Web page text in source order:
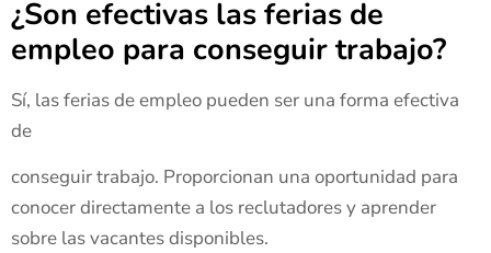
¿Son efectivas las ferias de
empleo para conseguir trabajo?
Sí, las ferias de empleo pueden ser una forma efectiva
de
conseguir trabajo. Proporcionan una oportunidad para
conocer directamente a los reclutadores y aprender
sobre las vacantes disponibles.